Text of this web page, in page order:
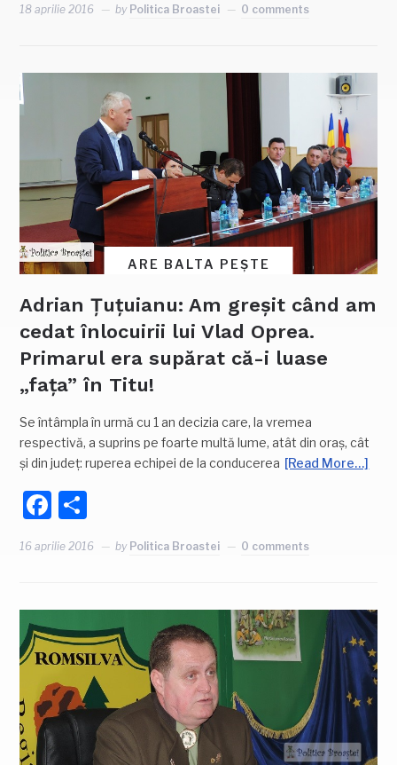
18 aprilie 2016 by Politica Broastei 0 comments
ARE BALTA PEȘTE
Adrian Țuțuianu: Am greșit când am
cedat înlocuirii lui Vlad Oprea.
Primarul era supărat că-i luase
„fața” în Titu!
Se întâmpla în urmă cu 1 an decizia care, la vremea
respectivă, a suprins pe foarte multă lume, atât din oraș, cât
și din județ: ruperea echipei de la conducerea [Read More…]
Facebook
16 aprilie 2016 by Politica Broastei 0 comments